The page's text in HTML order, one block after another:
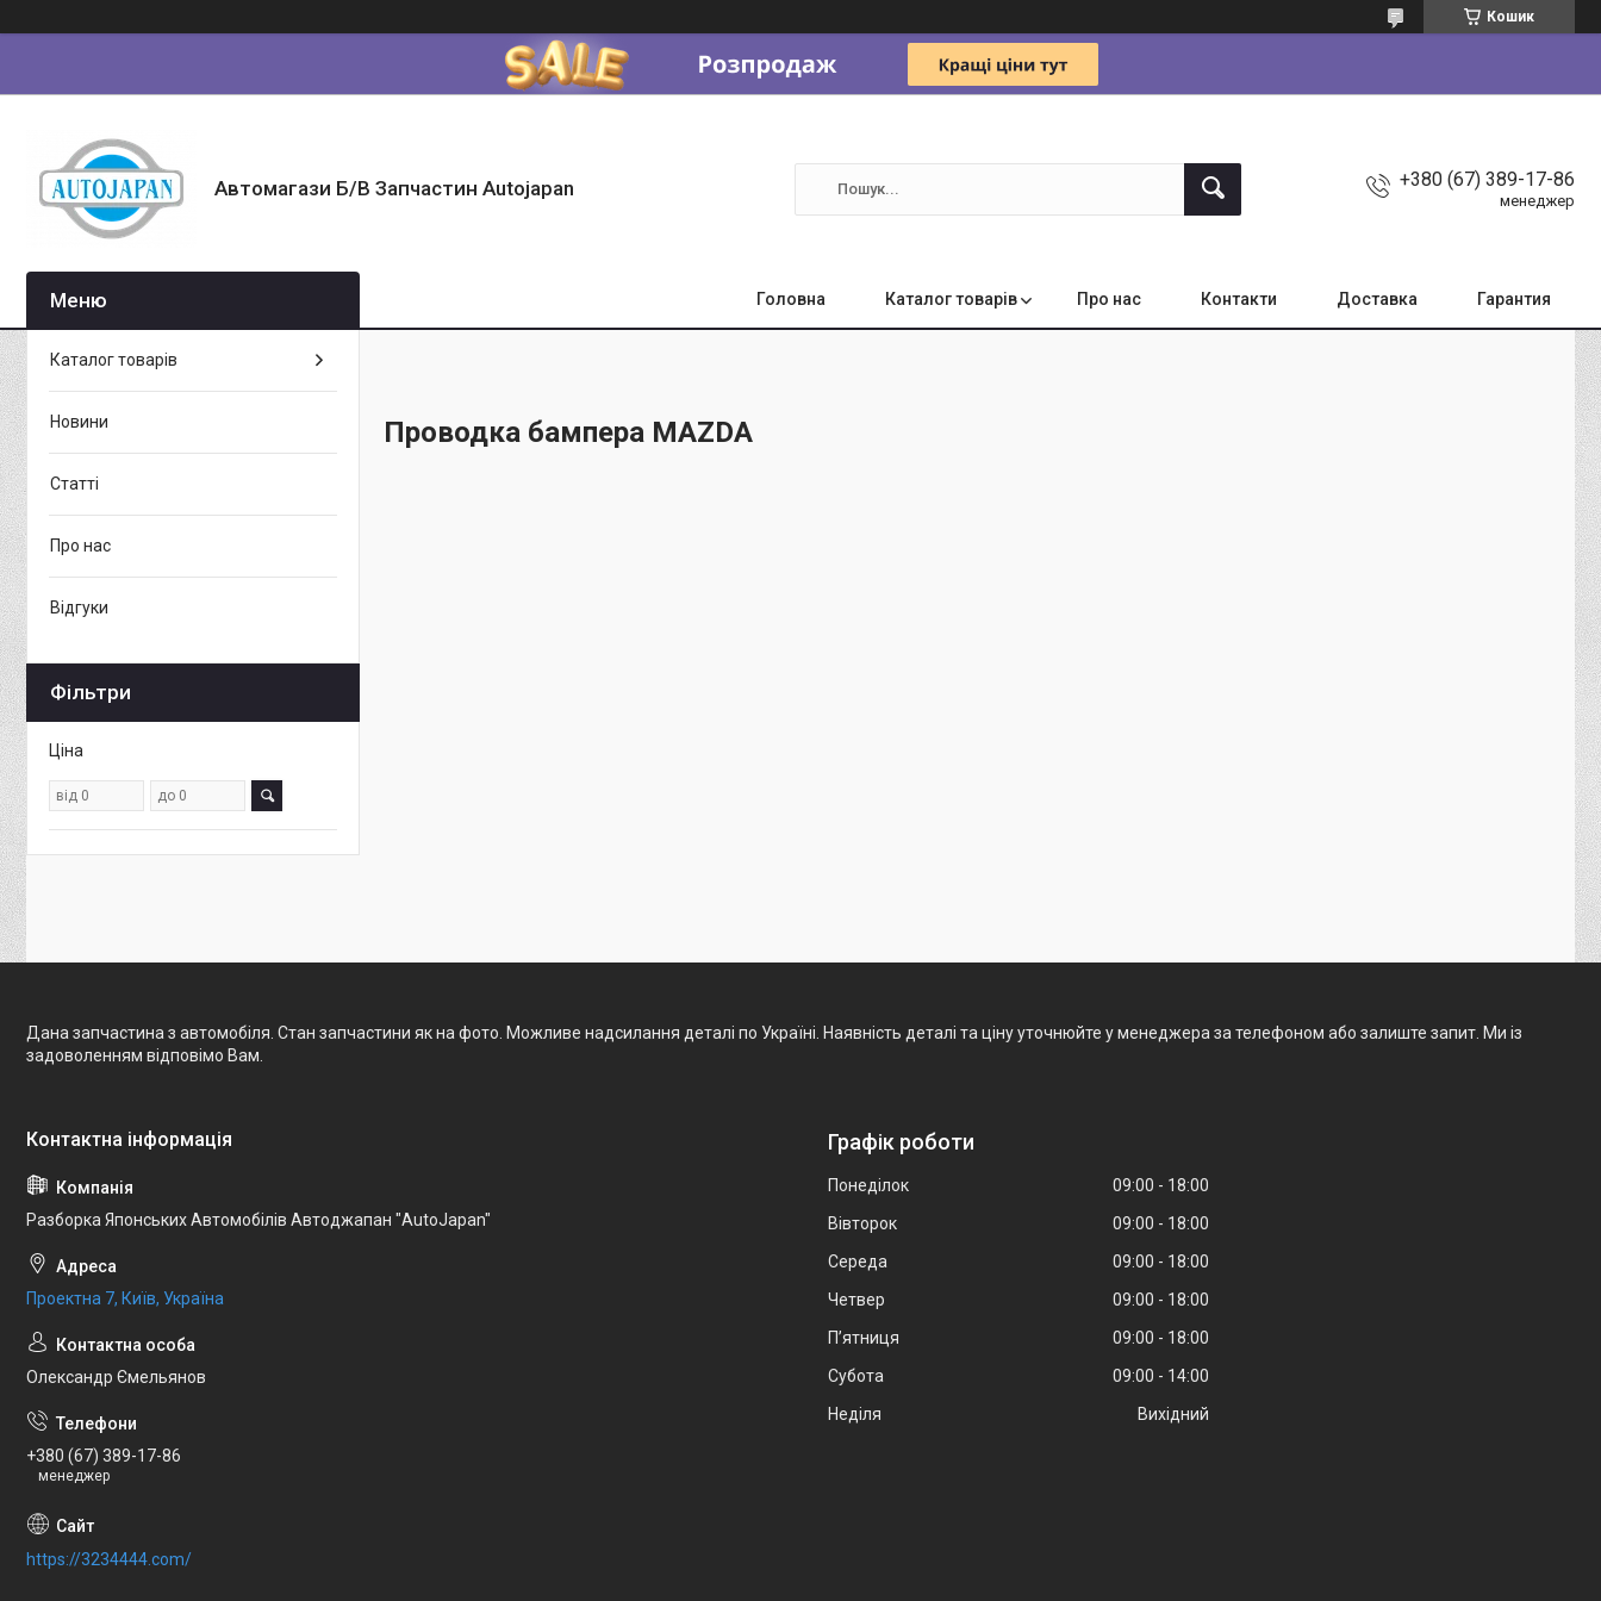
Кошик
Автомагази Б/В Запчастин Autojapan +380 (67) 389-17-86
менеджер
Головна Каталог товарів Про нас Контакти Доставка Гарантия
Проводка бампера MAZDA
Каталог товарів
Новини
Статті
Про нас
Відгуки
Фільтри
Ціна
Дана запчастина з автомобіля. Стан запчастини як на фото. Можливе надсилання деталі по Україні. Наявність деталі та ціну уточнюйте у менеджера за телефоном або залиште запит. Ми із
задоволенням відповімо Вам.
Разборка Японських Автомобілів Автоджапан "AutoJapan"
Проектна 7, Київ, Україна
Олександр Ємельянов
+380 (67) 389-17-86
менеджер
https://3234444.com/
Графік роботи
Понеділок 09:00
18:00
Вівторок
09:00
18:00
Середа
09:00
18:00
Четвер
09:00
18:00
Пʼятниця
09:00
18:00
Субота
09:00
14:00
Неділя
Вихідний